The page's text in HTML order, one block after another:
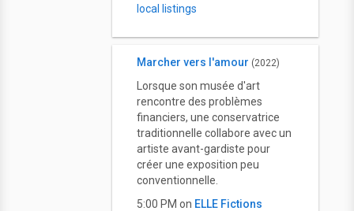
local listings
Marcher vers l'amour (2022)
Lorsque son musée d'art
rencontre des problèmes
financiers, une conservatrice
traditionnelle collabore avec un
artiste avant-gardiste pour
créer une exposition peu
conventionnelle.
5:00 PM on ELLE Fictions